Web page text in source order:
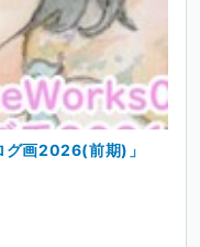
画2026(前期)」